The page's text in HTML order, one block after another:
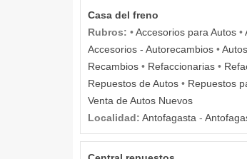
Casa del freno
Rubros: •Accesorios para Autos •
Accesorios - Autorecambios •Autos
Recambios • Refaccionarias •
Repuestos de Autos • Repuestos
Venta de Autos Nuevos
Localidad: Antofagasta -